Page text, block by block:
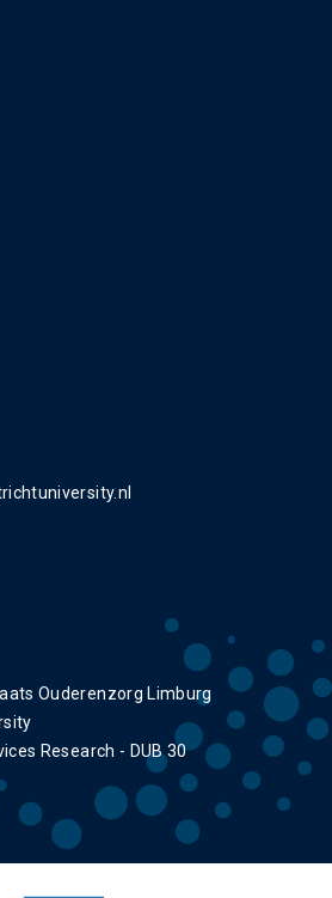
Ouderenzorg Limburg
Research - DUB 30